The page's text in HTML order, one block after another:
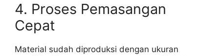
4. Proses Pemasangan
Cepat
Material sudah diproduksi dengan ukuran